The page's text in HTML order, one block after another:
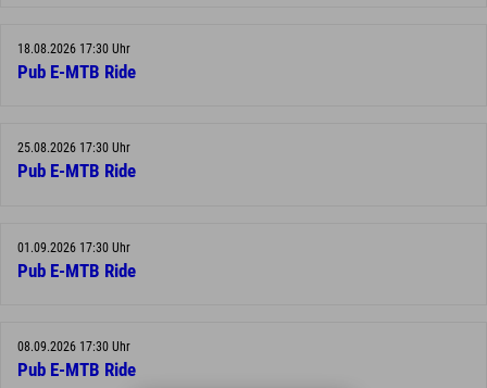
18.08.2026 17:30 Uhr
Pub E-MTB Ride
25.08.2026 17:30 Uhr
Pub E-MTB Ride
01.09.2026 17:30 Uhr
Pub E-MTB Ride
08.09.2026 17:30 Uhr
Pub E-MTB Ride